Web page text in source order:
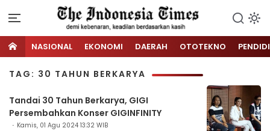
NASIONAL EKONOMI DAERAH OTOTEKNO
TAG: 30 TAHUN BERKARYA
Tandai 30 Tahun Berkarya, GIGI
Persembahkan Konser GIGINFINITY
Kamis, 01 Agu 2024 13:32 WIB